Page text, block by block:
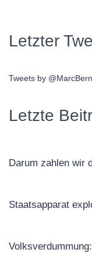
Letzter
Tweets by
Letzte
Darum zahlen wir
Staatsapparat